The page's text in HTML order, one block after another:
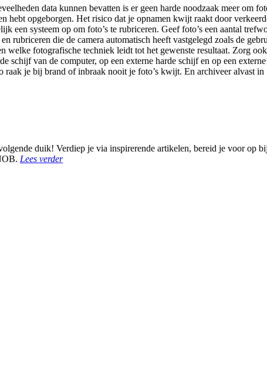
data kunnen bevatten is er geen harde noodzaak meer om
hebt opgeborgen. Het risico dat je opnamen kwijt raakt door
een systeem op om foto’s te rubriceren. Geef foto’s een aantal
rubriceren die de camera automatisch heeft vastgelegd zoals de
welke fotografische techniek leidt tot het gewenste resultaat. Zorg
schijf van de computer, op een externe harde schijf en op een
je bij brand of inbraak nooit je foto’s kwijt. En archiveer alvast
duik! Verdiep je via inspirerende artikelen, bereid je voor op
Lees verder